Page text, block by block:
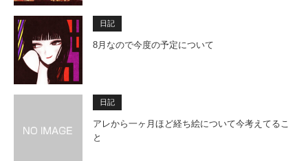
日記
8月なので今度の予定について
日記
アレから一ヶ月ほど経ち絵について今考えてるこ
と